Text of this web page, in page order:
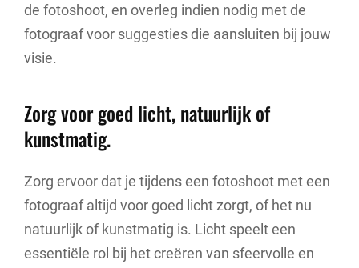
de fotoshoot, en overleg indien nodig met de
fotograaf voor suggesties die aansluiten bij jouw
visie.
Zorg voor goed licht, natuurlijk of
kunstmatig.
Zorg ervoor dat je tijdens een fotoshoot met een
fotograaf altijd voor goed licht zorgt, of het nu
natuurlijk of kunstmatig is. Licht speelt een
essentiële rol bij het creëren van sfeervolle en